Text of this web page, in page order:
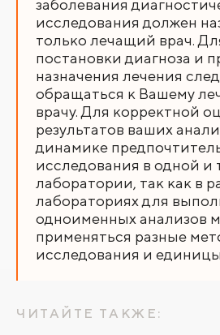
заболевания
исследования должен
только лечащий врач.
постановки диагноза и
назначения лечения
обращаться к Вашему
врачу. Для корректной
результатов ваших
динамике
исследования в одной и
лаборатории, так как в
лабораториях для
одноименных анализов
применяться разные
исследования и
ЧИТАЙТЕ ТАКЖЕ: